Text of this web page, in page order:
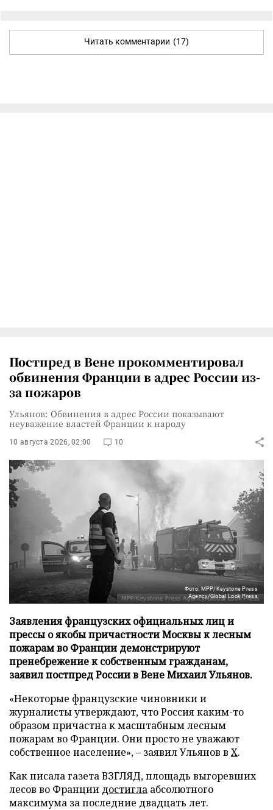
Читать комментарии (17)
Постпред в Вене прокомментировал
обвинения Франции в адрес России из-
за пожаров
Ульянов: Обвинения в адрес России показывают
неуважение властей Франции к народу
10 августа 2026, 02:00 10
Фото: MPP/Keystone Press
Agency/Global Look Press
Заявления французских официальных лиц и
прессы о якобы причастности Москвы к лесным
пожарам во Франции демонстрируют
пренебрежение к собственным гражданам,
заявил постпред России в Вене Михаил Ульянов.
«Некоторые французские чиновники и
журналисты утверждают, что Россия каким-то
образом причастна к масштабным лесным
пожарам во Франции. Они просто не уважают
собственное население», – заявил Ульянов в X.
Как писала газета ВЗГЛЯД, площадь выгоревших
лесов во Франции достигла абсолютного
максимума за последние двадцать лет.